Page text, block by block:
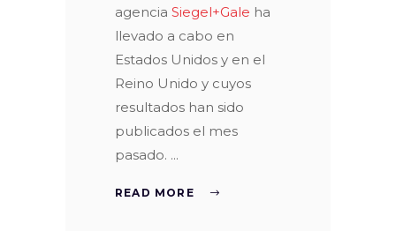
agencia Siegel+Gale ha
llevado a cabo en
Estados Unidos y en el
Reino Unido y cuyos
resultados han sido
publicados el mes
pasado.
READ MORE